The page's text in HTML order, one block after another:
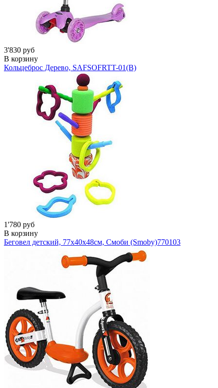
3'830 руб
В корзину
Кольцеброс Дерево, SAFSOFRTT-01(B)
1'780 руб
В корзину
Беговел детский, 77х40х48см, Смоби (Smoby)770103